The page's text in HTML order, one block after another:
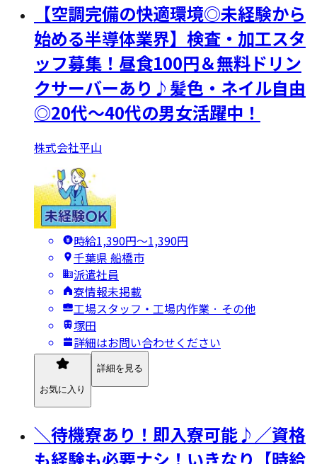
【空調完備の快適環境◎未経験から
始める半導体業界】検査・加工スタ
ッフ募集！昼食100円＆無料ドリン
クサーバーあり♪髪色・ネイル自由
◎20代～40代の男女活躍中！
株式会社平山
時給1,390円〜1,390円
千葉県 船橋市
派遣社員
寮情報未掲載
工場スタッフ・工場内作業 · その他
塚田
詳細はお問い合わせください
お気に入り
詳細を見る
＼待機寮あり！即入寮可能♪／資格
も経験も必要ナシ！いきなり【時給